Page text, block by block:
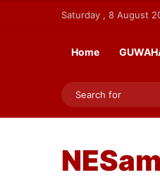
Saturday , 8 August
Home